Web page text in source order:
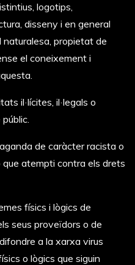
logotips,
disseny i en general
propietat de
el coneixement i
il·lícites, il·legals o
de caràcter racista o
que atempti contra els drets
físics i lògics de
seus proveïdors o de
a la xarxa virus
o lògics que siguin